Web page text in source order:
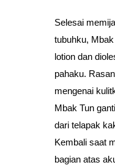
Selesai
tubuhku,
lotion dan
pahaku.
mengenai
Mbak Tun
dari telapak
Kembali saat
bagian atas